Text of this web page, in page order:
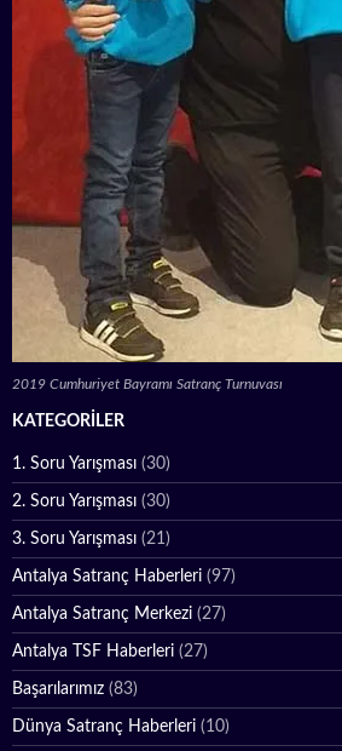
2019 Cumhuriyet Bayramı Satranç Turnuvası
KATEGORILER
1. Soru Yarışması (30)
2. Soru Yarışması (30)
3. Soru Yarışması (21)
Antalya Satranç Haberleri (97)
Antalya Satranç Merkezi (27)
Antalya TSF Haberleri (27)
Başarılarımız (83)
Dünya Satranç Haberleri (10)